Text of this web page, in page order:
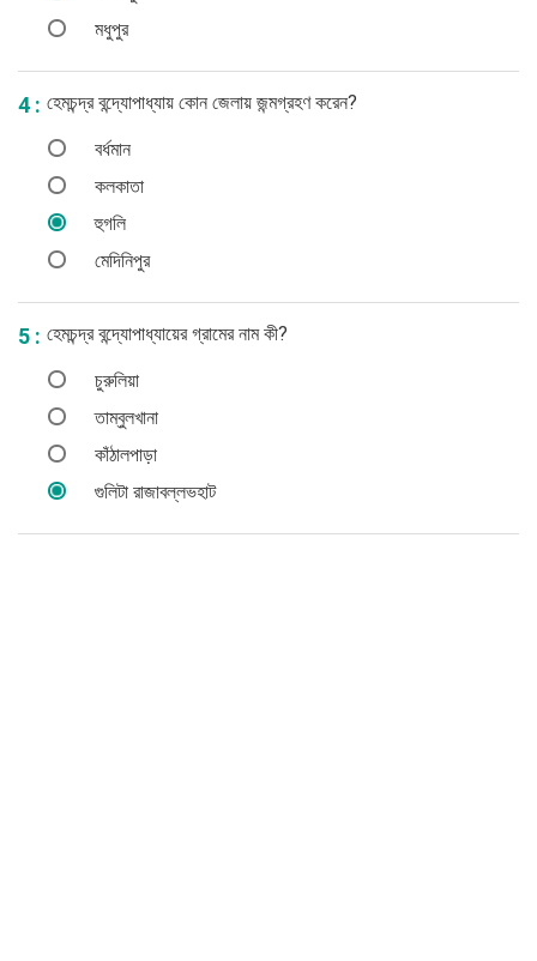
মধুপুর
4 : হেমচন্দ্র বন্দ্যোপাধ্যায় কোন জেলায় জন্মগ্রহণ করেন?
বর্ধমান
কলকাতা
হুগলি
মেদিনিপুর
5 : হেমচন্দ্র বন্দ্যোপাধ্যায়ের গ্রামের নাম কী?
চুরুলিয়া
তাম্বুলখানা
কাঁঠালপাড়া
গুলিটা রাজাবল্লভহাট